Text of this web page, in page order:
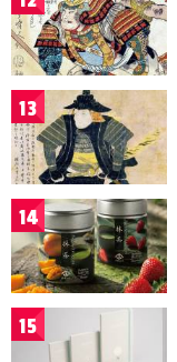
13
14
15